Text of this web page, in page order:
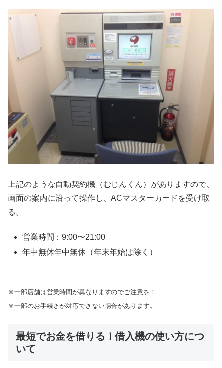
上記のような自動契約機（むじんくん）がありますので、
画面の案内に沿って操作し、ACマスターカードを受け取
る。
営業時間：9:00〜21:00
年中無休年中無休（年末年始は除く）
※一部店舗は営業時間が異なりますのでご注意を！
※一部のお手続きが対応できない場合があります。
最短でお金を借りる！借入機の使い方につ
いて